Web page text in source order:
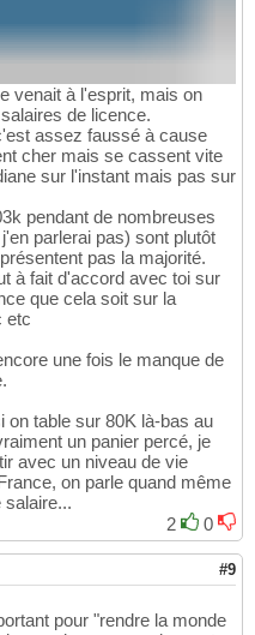
venait à l'esprit, mais on
de licence.
assez faussé à cause
cher mais se cassent vite
sur l'instant mais pas sur
pendant de nombreuses
parlerai pas) sont plutôt
pas la majorité.
à fait d'accord avec toi sur
que cela soit sur la
etc
une fois le manque de
on table sur 80K là-bas au
un panier percé, je
avec un niveau de vie
on parle quand même
salaire...
2
0
#9
pour "rendre la monde